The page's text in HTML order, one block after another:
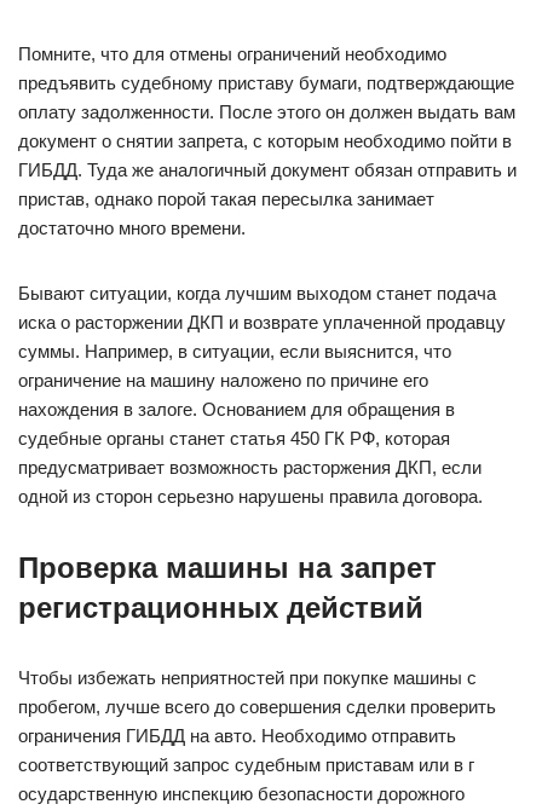
Помните, что для отмены ограничений необходимо
предъявить судебному приставу бумаги, подтверждающие
оплату задолженности. После этого он должен выдать вам
документ о снятии запрета, с которым необходимо пойти в
ГИБДД. Туда же аналогичный документ обязан отправить и
пристав, однако порой такая пересылка занимает
достаточно много времени.
Бывают ситуации, когда лучшим выходом станет подача
иска о расторжении ДКП и возврате уплаченной продавцу
суммы. Например, в ситуации, если выяснится, что
ограничение на машину наложено по причине его
нахождения в залоге. Основанием для обращения в
судебные органы станет статья 450 ГК РФ, которая
предусматривает возможность расторжения ДКП, если
одной из сторон серьезно нарушены правила договора.
Проверка машины на запрет
регистрационных действий
Чтобы избежать неприятностей при покупке машины с
пробегом, лучше всего до совершения сделки проверить
ограничения ГИБДД на авто. Необходимо отправить
соответствующий запрос судебным приставам или в г
осударственную инспекцию безопасности дорожного